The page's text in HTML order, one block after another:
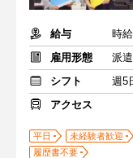
給与
時
雇用形態
派
シフト
週5
アクセス
平日 未経験者歓迎
履歴書不要